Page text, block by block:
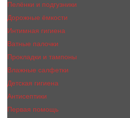
Пелёнки и подгузники
Дорожные ёмкости
Интимная гигиена
Ватные палочки
Прокладки и тампоны
Влажные салфетки
Детская гигиена
Антисептики
Первая помощь